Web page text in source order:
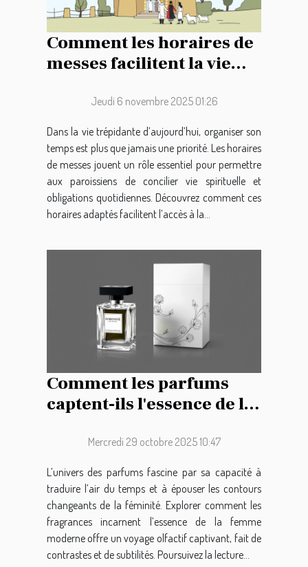
Comment les horaires de
messes facilitent la vie
Jeudi 6 novembre 2025 01:26
Dans la vie trépidante d’aujourd’hui, organiser son
temps est plus que jamais une priorité. Les horaires
de messes jouent un rôle essentiel pour permettre
aux paroissiens de concilier vie spirituelle et
obligations quotidiennes. Découvrez comment ces
horaires adaptés facilitent l’accès à la...
Comment les parfums
captent-ils l'essence de la
Mercredi 29 octobre 2025 10:47
L’univers des parfums fascine par sa capacité à
traduire l’air du temps et à épouser les contours
changeants de la féminité. Explorer comment les
fragrances incarnent l’essence de la femme
moderne offre un voyage olfactif captivant, fait de
contrastes et de subtilités. Poursuivez la lecture...